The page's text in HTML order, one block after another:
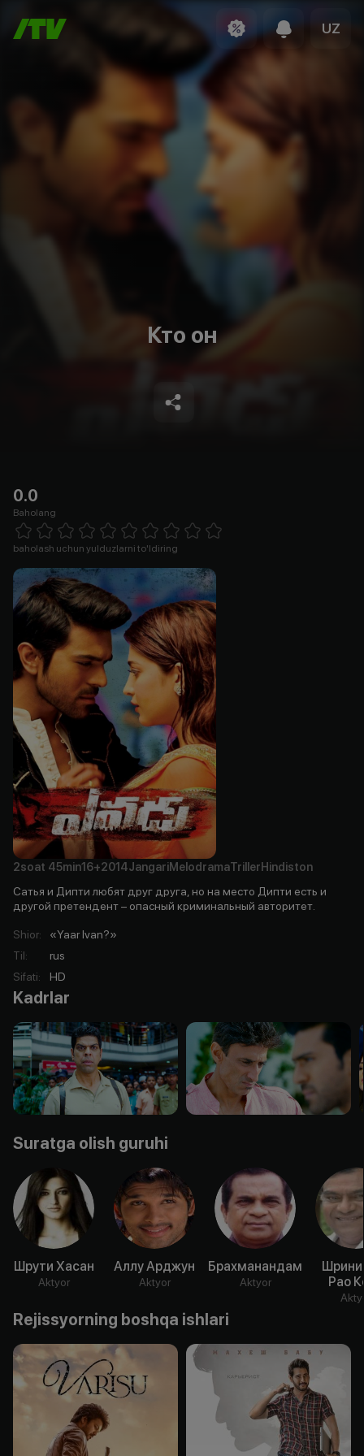
UZ
Кто он
0.0
Baholang
1 Star 2 Stars 3 Stars 4 Stars5 Stars 6 Stars7 Stars8 Stars
baholash uchun yulduzlarni to'ldiring
2soat 45min16+2014JangariMelodramaTriller Hindiston
Сатья и Дипти любят друг друга, но на место Дипти есть и
другой претендент – опасный криминальный авторитет.
Shior:
«Yaar Ivan?»
Til:
rus
Sifati: HD
Kadrlar
Suratga olish guruhi
Шрути Хасан
Aktyor
Аллу Арджун
Aktyor
Брахманандам
Aktyor
Рао
Rejissyorning boshqa ishlari